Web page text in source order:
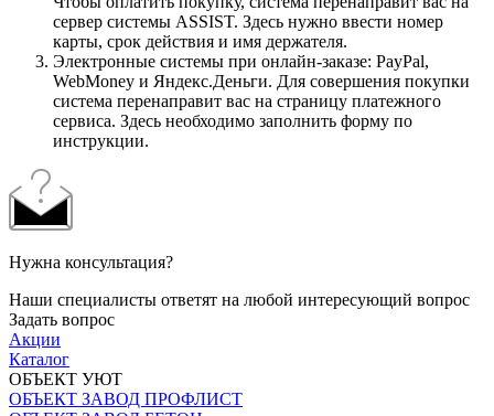
сервер системы ASSIST. Здесь нужно ввести номер
карты, срок действия и имя держателя.
Электронные системы при онлайн-заказе: PayPal,
WebMoney и Яндекс.Деньги. Для совершения покупки
система перенаправит вас на страницу платежного
сервиса. Здесь необходимо заполнить форму по
инструкции.
Нужна консультация?
Наши специалисты ответят на любой интересующий вопрос
Задать вопрос
Акции
Каталог
ОБЪЕКТ УЮТ
ОБЪЕКТ ЗАВОД ПРОФЛИСТ